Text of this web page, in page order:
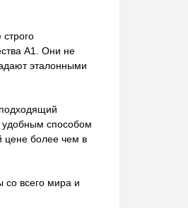
А1. Они не
эталонными
способом
цене более чем в
со всего мира и